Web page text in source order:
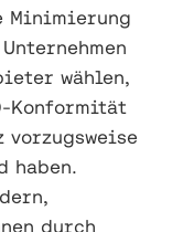
Minimierung
wählen,
Konformität
haben.
durch